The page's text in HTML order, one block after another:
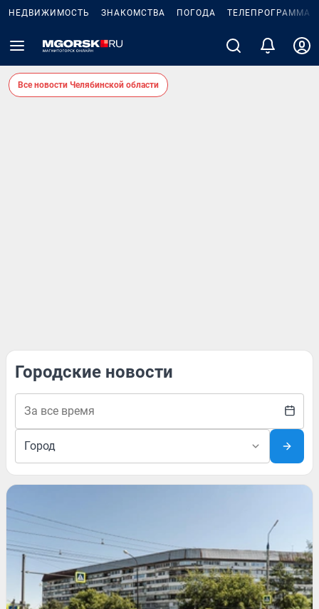
НЕДВИЖИМОСТЬ ЗНАКОМСТВА ПОГОДА ТЕЛЕПРОГРАММА
Все новости Челябинской области
Городские новости